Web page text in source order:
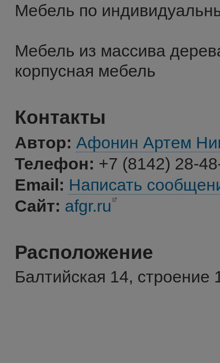
Мебель по
Мебель из массива
корпусная мебель
Контакты
Автор: Афонин Артем
Телефон: +7 (8142) 28-
Email: Написать
Сайт: afgr.ru
Расположение
Балтийская 14, строение